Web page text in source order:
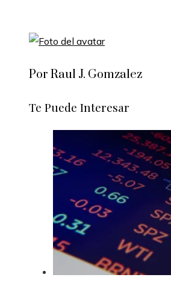
Por Raul J. Gomzalez
Te Puede Interesar